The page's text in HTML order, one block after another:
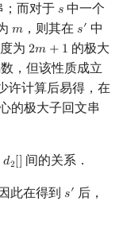
而对于 𝑠
s 中一个
𝑚
m ，则其在 𝑠′
s′ 中
为2𝑚 + 1
2m +1
的极大
，但该性质成立
许计算后易得，在
的极大子回文串
𝑑2[]
d2[ 间的关系．
此在得到 𝑠′
s′ 后，